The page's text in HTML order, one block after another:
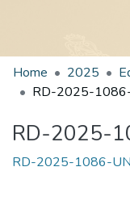
Home 2025
RD-2025-
RD-2025-1086-